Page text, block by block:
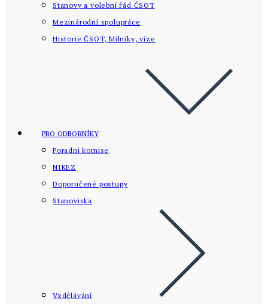
Stanovy a volební řád ČSOT
Mezinárodní spolupráce
Historie ČSOT, Milníky, vize
PRO ODBORNÍKY
Poradní komise
NIKEZ
Doporučené postupy
Stanoviska
Vzdělávání